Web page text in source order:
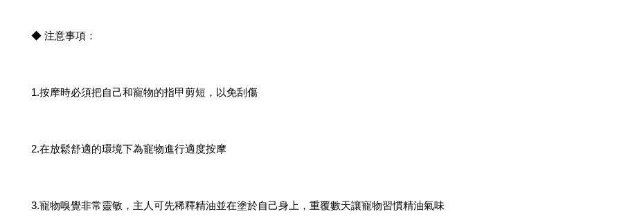
◆ 注意事項：
1.按摩時必須把自己和寵物的指甲剪短，以免刮傷
2.在放鬆舒適的環境下為寵物進行適度按摩
3.寵物嗅覺非常靈敏，主人可先稀釋精油並在塗於自己身上，重覆數天讓寵物習慣精油氣味